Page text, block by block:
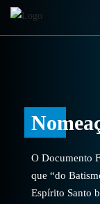
O Documento
que “do
Espírito Santo